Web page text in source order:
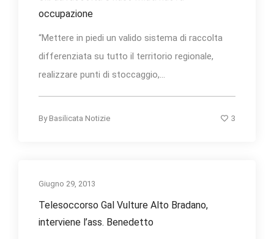
occupazione
“Mettere in piedi un valido sistema di raccolta
differenziata su tutto il territorio regionale,
realizzare punti di stoccaggio,...
By Basilicata Notizie 3
Giugno 29, 2013
Telesoccorso Gal Vulture Alto Bradano,
interviene l’ass. Benedetto